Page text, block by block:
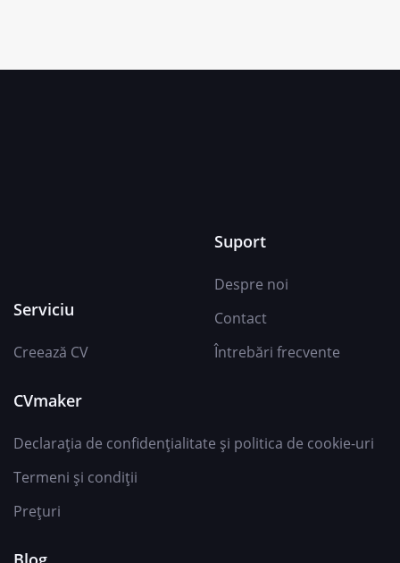
Serviciu
Creează CV
Suport
Despre noi
Contact
Întrebări frecvente
CVmaker
Declarația de confidențialitate și politica de cookie-uri
Termeni și condiții
Prețuri